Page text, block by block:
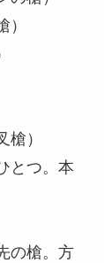
槍）
とつ。本
の槍。方